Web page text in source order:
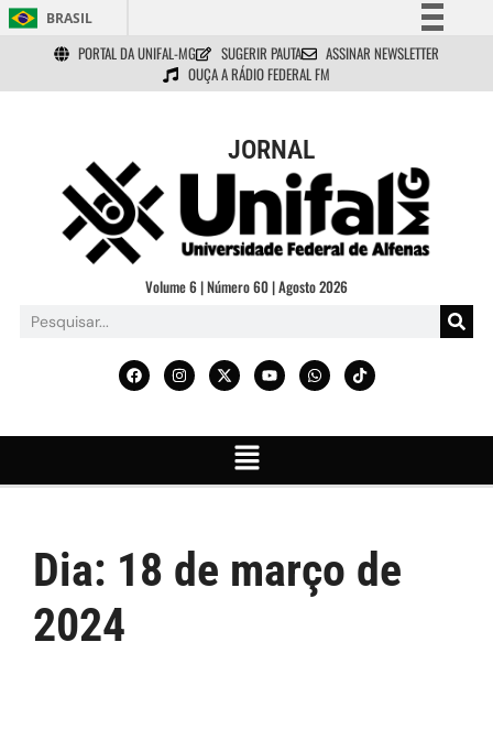
BRASIL
Simplifique!
Comunica BR
Acesso à informação
Legislação
Canais
PORTAL DA UNIFAL-MG SUGERIR PAUTA
ASSINAR NEWSLETTER
OUÇA A RÁDIO FEDERAL FM
JORNAL
Volume 6 | Número 60 | Agosto 2026
Dia: 18 de março de
2024